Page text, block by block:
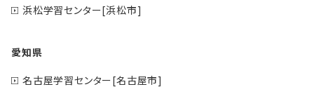
浜松学習センター[浜松市]
愛知県
名古屋学習センター[名古屋市]